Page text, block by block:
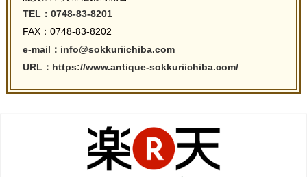
TEL：0748-83-8201
FAX：0748-83-8202
e-mail：info@sokkuriichiba.com
URL：https://www.antique-sokkuriichiba.com/